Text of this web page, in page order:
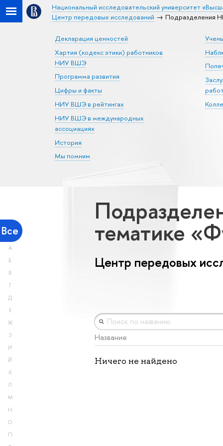
Национальный исследовательский университет
Центр передовых исследований
Подразделения
Декларация ценностей
Хартия (кодекс этики) работников
НИУ ВШЭ
Программа развития
Цифры и факты
НИУ ВШЭ в рейтингах
НИУ ВШЭ в международных
ассоциациях
История
Мы помним
Все
А
Б
В
Г
Д
Е
Ж
З
И
Й
К
Л
М
Н
О
П
тематике
Центр передовых
Название
Ничего не найдено